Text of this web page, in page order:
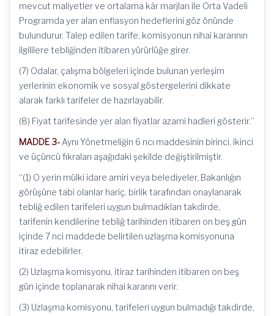
mevcut maliyetler ve ortalama kâr marjları ile Orta Vadeli
Programda yer alan enflasyon hedeflerini göz önünde
bulundurur. Talep edilen tarife, komisyonun nihai kararının
ilgililere tebliğinden itibaren yürürlüğe girer.
(7) Odalar, çalışma bölgeleri içinde bulunan yerleşim
yerlerinin ekonomik ve sosyal göstergelerini dikkate
alarak farklı tarifeler de hazırlayabilir.
(8) Fiyat tarifesinde yer alan fiyatlar azami hadleri gösterir.”
MADDE 3- Aynı Yönetmeliğin 6 ncı maddesinin birinci, ikinci
ve üçüncü fıkraları aşağıdaki şekilde değiştirilmiştir.
“(1) O yerin mülki idare amiri veya belediyeler, Bakanlığın
görüşüne tabi olanlar hariç, birlik tarafından onaylanarak
tebliğ edilen tarifeleri uygun bulmadıkları takdirde,
tarifenin kendilerine tebliğ tarihinden itibaren on beş gün
içinde 7 nci maddede belirtilen uzlaşma komisyonuna
itiraz edebilirler.
(2) Uzlaşma komisyonu, itiraz tarihinden itibaren on beş
gün içinde toplanarak nihai kararını verir.
(3) Uzlaşma komisyonu, tarifeleri uygun bulmadığı takdirde,